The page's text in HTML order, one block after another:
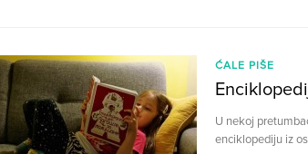
ĆALE PIŠE
U nekoj
enciklopediju iz